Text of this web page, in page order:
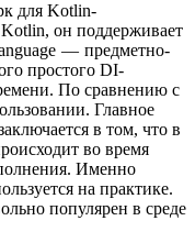
для Kotlin-
он поддерживает
— предметно-
простого DI-
По сравнению с
Главное
в том, что в
во время
Именно
на практике.
популярен в среде